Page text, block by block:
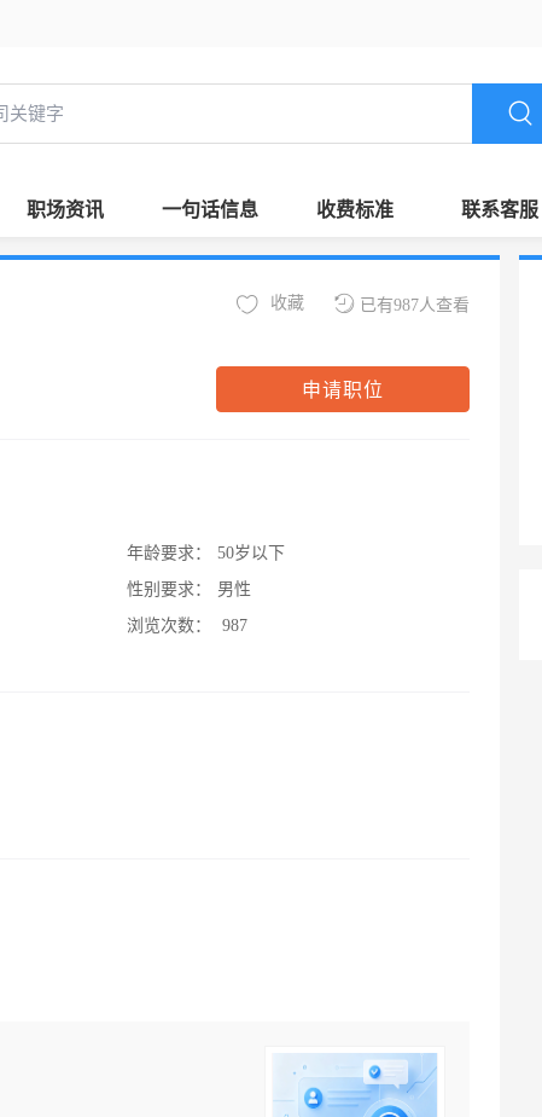
职场资讯 一句话信息 收费标准 联系客服
已有987人查看
收藏
申请职位
年龄要求：
50岁以下
性别要求：
男性
浏览次数：
987